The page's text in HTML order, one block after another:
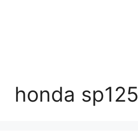
honda sp125